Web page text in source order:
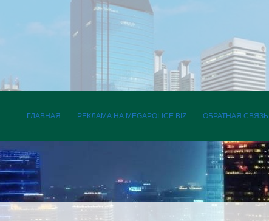
ГЛАВНАЯ РЕКЛАМА НА MEGAPOLICE.BIZ ОБРАТНАЯ СВЯЗЬ